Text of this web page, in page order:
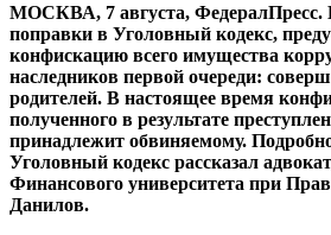
МОСКВА, 7 августа, ФедералПресс.
поправки в Уголовный кодекс,
конфискацию всего имущества
наследников первой очереди:
родителей. В настоящее время
полученного в результате
принадлежит обвиняемому.
Уголовный кодекс рассказал
Финансового университета при
Данилов.